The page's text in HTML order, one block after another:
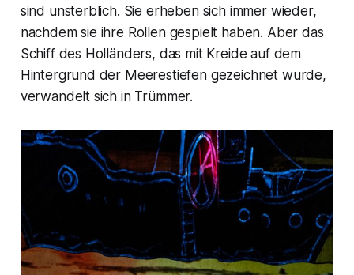
sind unsterblich. Sie erheben sich immer wieder,
nachdem sie ihre Rollen gespielt haben. Aber das
Schiff des Holländers, das mit Kreide auf dem
Hintergrund der Meerestiefen gezeichnet wurde,
verwandelt sich in Trümmer.